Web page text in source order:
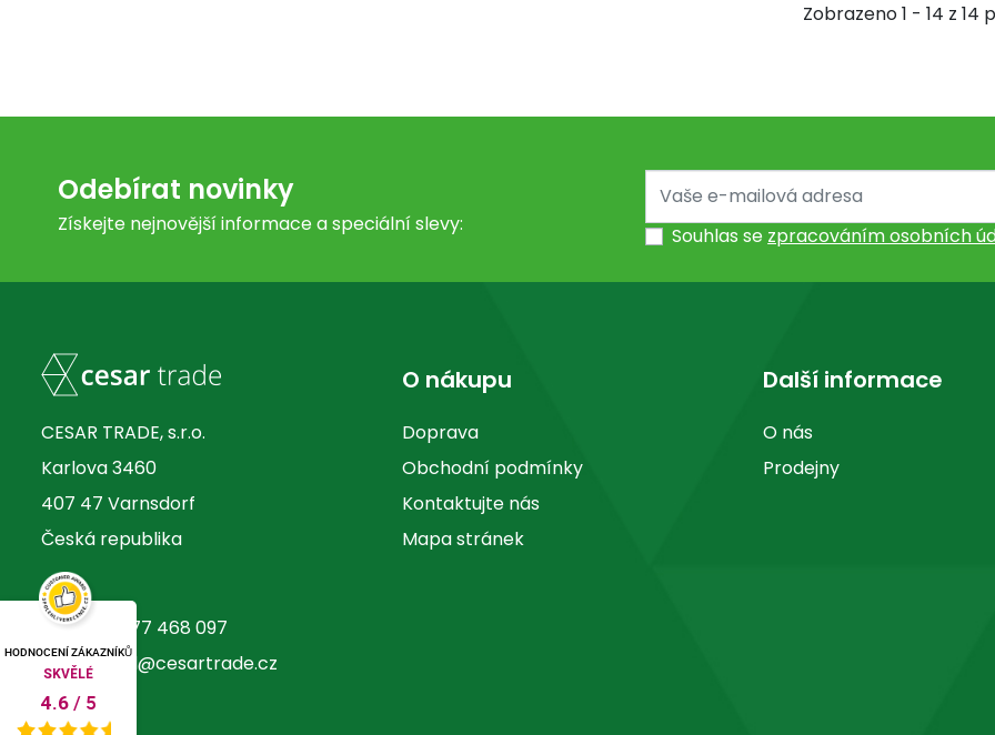
Zobrazeno 1 - 14 z 14
Odebírat novinky
Získejte nejnovější informace a speciální slevy:
Souhlas se zpracováním osobních
CESAR TRADE, s.r.o.
Karlova 3460
407 47 Varnsdorf
Česká republika
+420 777 468 097
 obchod@cesartrade.cz
O nákupu
Doprava
Obchodní podmínky
Kontaktujte nás
Mapa stránek
Další informace
O nás
Prodejny
HODNOCENÍ ZÁKAZNÍKŮ
SKVĚLÉ
4.6/ 5